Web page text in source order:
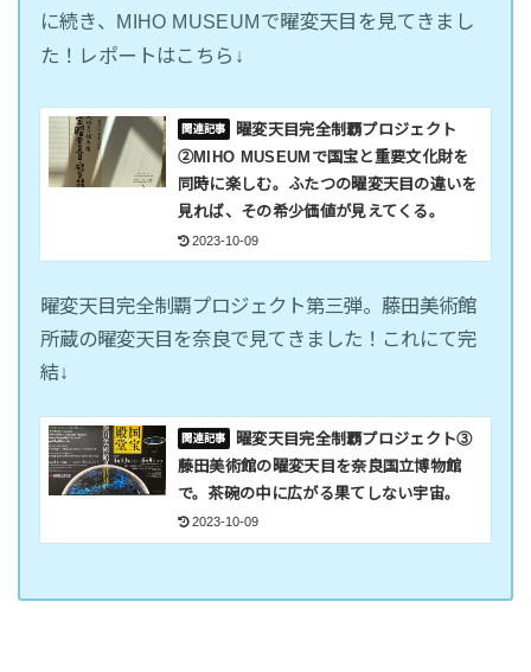
に続き、MIHO MUSEUMで曜変天目を見てきまし
た！レポートはこちら↓
曜変天目完全制覇プロジェクト
②MIHO MUSEUMで国宝と重要文化財を
同時に楽しむ。ふたつの曜変天目の違いを
見れば、その希少価値が見えてくる。
2023-10-09
曜変天目完全制覇プロジェクト第三弾。藤田美術館
所蔵の曜変天目を奈良で見てきました！これにて完
結↓
曜変天目完全制覇プロジェクト③
藤田美術館の曜変天目を奈良国立博物館
で。茶碗の中に広がる果てしない宇宙。
2023-10-09